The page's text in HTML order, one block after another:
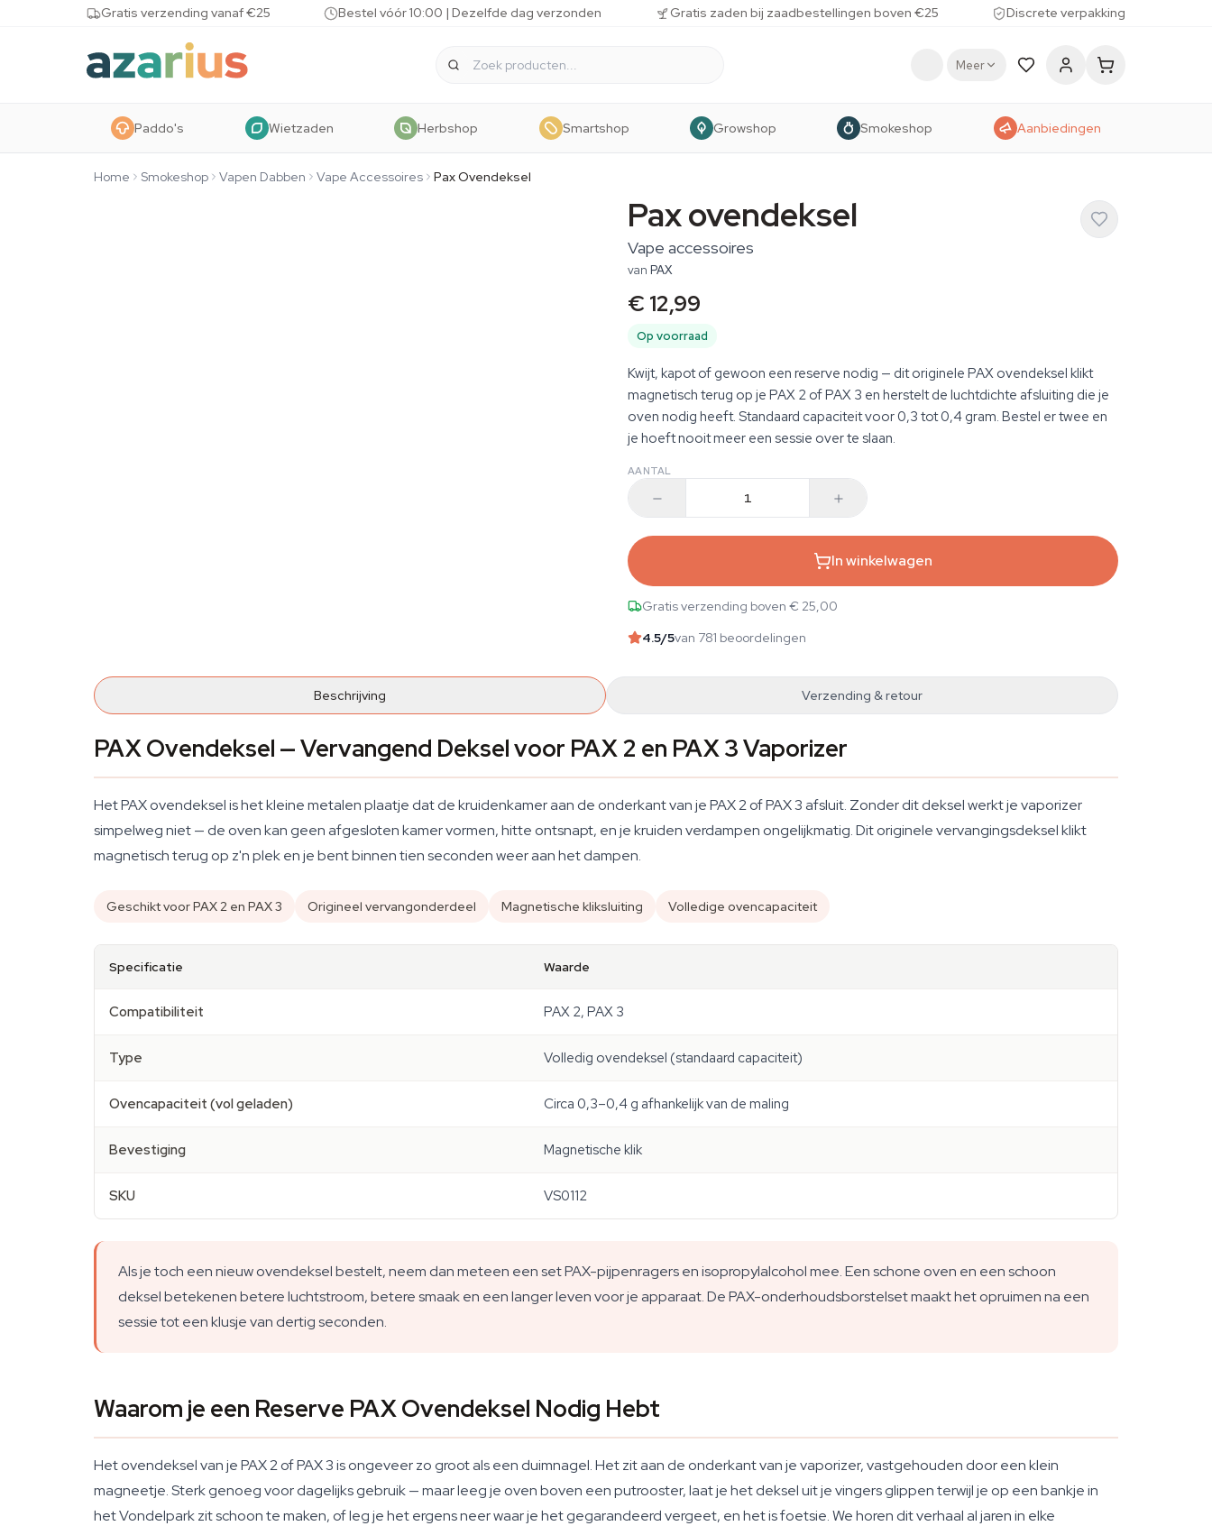
Skip to content Gratis verzending vanaf €25 Bestel vóór 10:00 | Dezelfde dag verzonden Gratis zaden bij zaadbestellingen boven €25 Discrete verpakking
Meer
Paddo's Wietzaden Herbshop Smartshop Growshop Smokeshop Aanbiedingen
Home Smokeshop Vapen Dabben Vape Accessoires Pax Ovendeksel
Pax ovendeksel
Vape accessoires
van PAX
€ 12,99
Op voorraad
Kwijt, kapot of gewoon een reserve nodig — dit originele PAX ovendeksel klikt
magnetisch terug op je PAX 2 of PAX 3 en herstelt de luchtdichte afsluiting die je
oven nodig heeft. Standaard capaciteit voor 0,3 tot 0,4 gram. Bestel er twee en
je hoeft nooit meer een sessie over te slaan.
AANTAL
In winkelwagen
Gratis verzending boven € 25,00
4.5/5van 781 beoordelingen
Beschrijving Verzending & retour
PAX Ovendeksel — Vervangend Deksel voor PAX 2 en PAX 3 Vaporizer
Het PAX ovendeksel is het kleine metalen plaatje dat de kruidenkamer aan de onderkant van je PAX 2 of PAX 3 afsluit. Zonder dit deksel werkt je vaporizer
simpelweg niet — de oven kan geen afgesloten kamer vormen, hitte ontsnapt, en je kruiden verdampen ongelijkmatig. Dit originele vervangingsdeksel klikt
magnetisch terug op z'n plek en je bent binnen tien seconden weer aan het dampen.
Geschikt voor PAX 2 en PAX 3 Origineel vervangonderdeel Magnetische kliksluiting Volledige ovencapaciteit
Specificatie Waarde
Compatibiliteit PAX 2, PAX 3
Type Volledig ovendeksel (standaard capaciteit)
Ovencapaciteit (vol geladen) Circa 0,3–0,4 g afhankelijk van de maling
Bevestiging Magnetische klik
SKU VS0112
Als je toch een nieuw ovendeksel bestelt, neem dan meteen een set PAX-pijpenragers en isopropylalcohol mee. Een schone oven en een schoon
deksel betekenen betere luchtstroom, betere smaak en een langer leven voor je apparaat. De PAX-onderhoudsborstelset maakt het opruimen na een
sessie tot een klusje van dertig seconden.
Waarom je een Reserve PAX Ovendeksel Nodig Hebt
Het ovendeksel van je PAX 2 of PAX 3 is ongeveer zo groot als een duimnagel. Het zit aan de onderkant van je vaporizer, vastgehouden door een klein
magneetje. Sterk genoeg voor dagelijks gebruik — maar leeg je oven boven een putrooster, laat je het deksel uit je vingers glippen terwijl je op een bankje in
het Vondelpark zit schoon te maken, of leg je het ergens neer waar je het gegarandeerd vergeet, en het is foetsie. We horen dit verhaal al jaren in elke